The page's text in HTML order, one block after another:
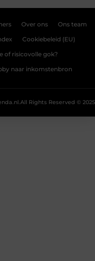
Over ons Ons team
Cookiebeleid (EU)
of risicovolle gok?
naar inkomstenbron
All Rights Reserved © 2025